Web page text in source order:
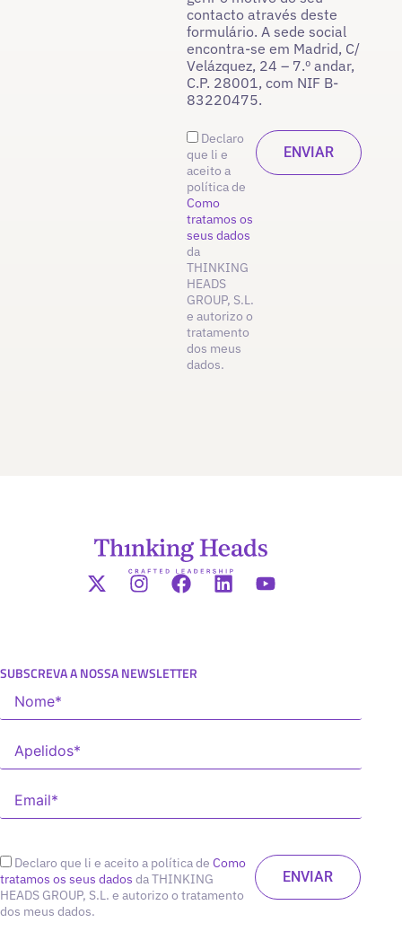
contacto através deste
formulário. A sede social
encontra-se em Madrid, C/
Velázquez, 24 – 7.º andar,
C.P. 28001, com NIF B-
83220475.
Declaro
que li e
aceito a
política de
Como
tratamos os
seus dados
da
THINKING
HEADS
GROUP, S.L.
e autorizo o
tratamento
dos meus
dados.
SUBSCREVA A NOSSA NEWSLETTER
Declaro que li e aceito a política de Como
tratamos os seus dados da THINKING
HEADS GROUP, S.L. e autorizo o tratamento
dos meus dados.